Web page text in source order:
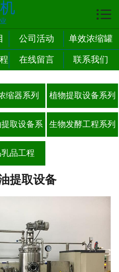
关于我们
企业文化
新闻中心
案例展示
联系我们

公司活动 单效浓缩罐
在线留言 联系我们
缩器系列 植物提取设备系列
取设备系
列
生物发酵工程系列
品工程
提取设备